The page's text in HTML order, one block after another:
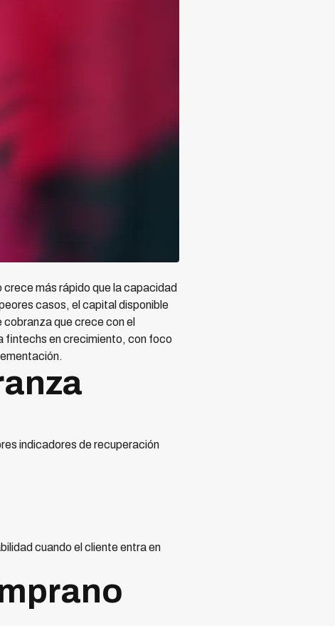
más rápido que la capacidad
casos, el capital disponible
que crece con el
fintechs en crecimiento, con foco
indicadores de recuperación
cuando el cliente entra en